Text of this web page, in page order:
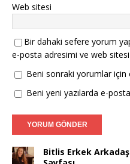
Web sitesi
Bir dahaki sefere yorum
e-posta adresimi ve web sitesi
Beni sonraki yorumlar için
Beni yeni yazılarda e-
Bitlis Erkek